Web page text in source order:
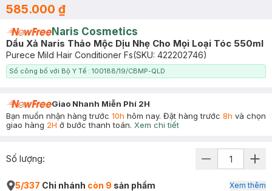
585.000 ₫
Naris Cosmetics
Dầu Xả Naris Thảo Mộc Dịu Nhẹ Cho Mọi Loại Tóc 550ml
Purece Mild Hair Conditioner Fs(SKU: 422202746)
Số công bố với Bộ Y Tế : 100188/19/CBMP-QLD
Giao Nhanh Miễn Phí 2H
Bạn muốn nhận hàng trước 10h hôm nay. Đặt hàng trước 8h và chọn
giao hàng 2H ở bước thanh toán. Xem chi tiết
Số lượng:
5/337 Chi nhánh còn 9 sản phẩm Xem thêm